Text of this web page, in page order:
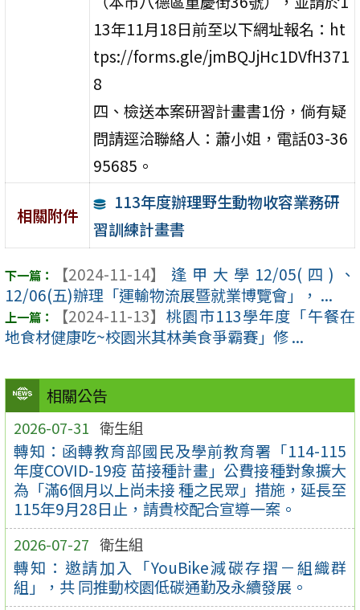
相關公告
2026-07-31 衛生組
轉知：函轉教育部國民及學前教育署「114-115
年度COVID-19疫 苗接種計畫」公費接種對象擴大
為「滿6個月以上尚未接 種之民眾」措施，延長至
115年9月28日止，請貴校配合宣導一案。
2026-07-27 衛生組
轉知：邀請加入「YouBike減碳存摺－組織群
組」，共 同推動校園低碳通勤及永續發展。
13年11月18日前至以下網址報名：ht
tps://forms.gle/jmBQJjHc1DVfH371
8
四、檢送本案研習計畫書1份，倘有疑
問請逕洽聯絡人：蕭小姐，電話03-36
95685。
相關附件
113年度辦理野生動物收容業務研
習訓練計畫書
【2024-11-14】
逢甲大學12/05(四)、
12/06(五)辦理「運輸物流展暨就業博覽會」， ...
【2024-11-13】 桃園市113學年度「午餐在
地食材健康吃~校園米其林美食爭霸賽」修 ...